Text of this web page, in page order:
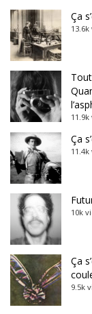
Ça
Ça
10k
Ça
9.5k